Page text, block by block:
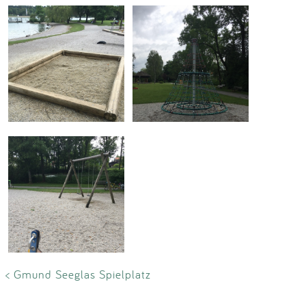
< Gmund Seeglas Spielplatz